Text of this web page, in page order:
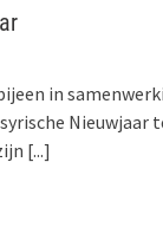
in
Nieuwjaar
[...]